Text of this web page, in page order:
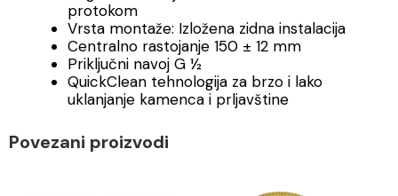
protokom
Vrsta montaže: Izložena zidna instalacija
Centralno rastojanje 150 ± 12 mm
Priključni navoj G ½
QuickClean tehnologija za brzo i lako
uklanjanje kamenca i prljavštine
Povezani proizvodi